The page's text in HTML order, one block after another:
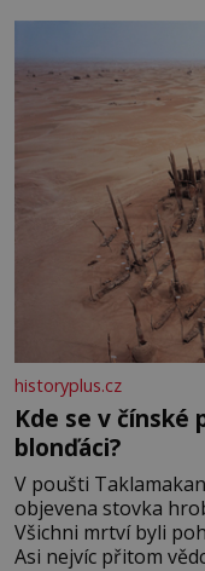
historyplus.cz
Kde se v čínské
blonďáci?
V poušti
objevena stovka
Všichni mrtví byli
Asi nejvíc přitom